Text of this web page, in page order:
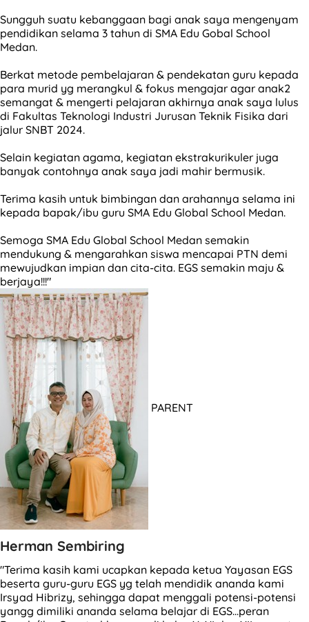
Sungguh suatu kebanggaan bagi anak saya mengenyam
pendidikan selama 3 tahun di SMA Edu Gobal School
Medan.
Berkat metode pembelajaran & pendekatan guru kepada
para murid yg merangkul & fokus mengajar agar anak2
semangat & mengerti pelajaran akhirnya anak saya lulus
di Fakultas Teknologi Industri Jurusan Teknik Fisika dari
jalur SNBT 2024.
Selain kegiatan agama, kegiatan ekstrakurikuler juga
banyak contohnya anak saya jadi mahir bermusik.
Terima kasih untuk bimbingan dan arahannya selama ini
kepada bapak/ibu guru SMA Edu Global School Medan.
Semoga SMA Edu Global School Medan semakin
mendukung & mengarahkan siswa mencapai PTN demi
mewujudkan impian dan cita-cita. EGS semakin maju &
berjaya!!!"
PARENT
Herman Sembiring
"Terima kasih kami ucapkan kepada ketua Yayasan EGS
beserta guru-guru EGS yg telah mendidik ananda kami
Irsyad Hibrizy, sehingga dapat menggali potensi-potensi
yangg dimiliki ananda selama belajar di EGS...peran